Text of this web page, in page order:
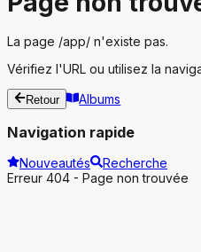
La page /app/ n'existe pas.
Vérifiez l'URL ou utilisez la
Retour Albums
Navigation rapide
Nouveautés
Recherche
Erreur 404 - Page non trouvée